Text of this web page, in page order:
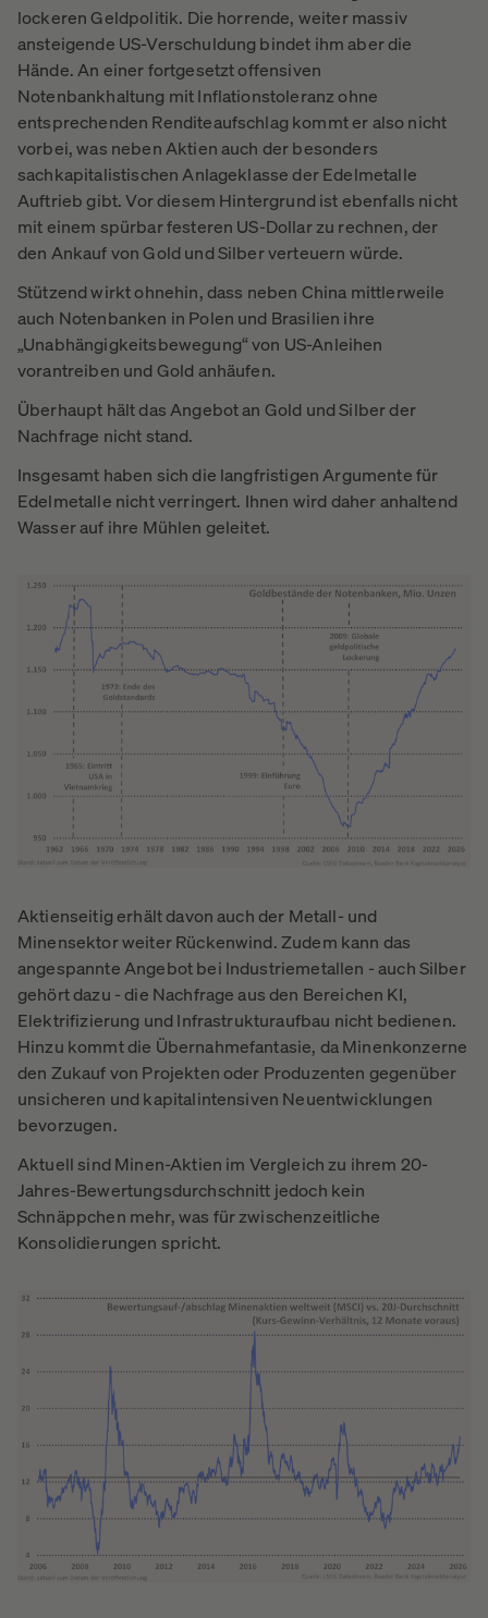
lockeren Geldpolitik. Die horrende, weiter massiv
ansteigende US-Verschuldung bindet ihm aber die
Hände. An einer fortgesetzt offensiven
Notenbankhaltung mit Inflationstoleranz ohne
entsprechenden Renditeaufschlag kommt er also nicht
vorbei, was neben Aktien auch der besonders
sachkapitalistischen Anlageklasse der Edelmetalle
Auftrieb gibt. Vor diesem Hintergrund ist ebenfalls nicht
mit einem spürbar festeren US-Dollar zu rechnen, der
den Ankauf von Gold und Silber verteuern würde.
Stützend wirkt ohnehin, dass neben China mittlerweile
auch Notenbanken in Polen und Brasilien ihre
„Unabhängigkeitsbewegung“ von US-Anleihen
vorantreiben und Gold anhäufen.
Überhaupt hält das Angebot an Gold und Silber der
Nachfrage nicht stand.
Insgesamt haben sich die langfristigen Argumente für
Edelmetalle nicht verringert. Ihnen wird daher anhaltend
Wasser auf ihre Mühlen geleitet.
Aktienseitig erhält davon auch der Metall- und
Minensektor weiter Rückenwind. Zudem kann das
angespannte Angebot bei Industriemetallen - auch Silber
gehört dazu - die Nachfrage aus den Bereichen KI,
Elektrifizierung und Infrastrukturaufbau nicht bedienen.
Hinzu kommt die Übernahmefantasie, da Minenkonzerne
den Zukauf von Projekten oder Produzenten gegenüber
unsicheren und kapitalintensiven Neuentwicklungen
bevorzugen.
Aktuell sind Minen-Aktien im Vergleich zu ihrem 20-
Jahres-Bewertungsdurchschnitt jedoch kein
Schnäppchen mehr, was für zwischenzeitliche
Konsolidierungen spricht.